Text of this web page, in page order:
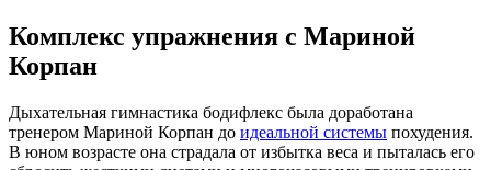
Комплекс упражнения с Мариной
Корпан
Дыхательная гимнастика бодифлекс была доработана
тренером Мариной Корпан до идеальной системы похудения.
В юном возрасте она страдала от избытка веса и пыталась его